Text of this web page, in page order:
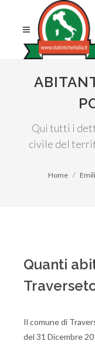
Qui tutti i
civile del
Home
Quanti
Il comune di
del 31 Dicembre